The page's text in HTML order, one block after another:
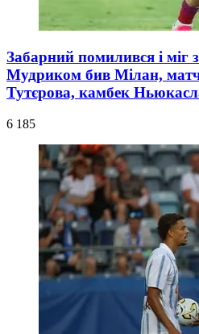
Забарний помилився і
Мудриком бив Мілан,
Тутєрова, камбек
6 185